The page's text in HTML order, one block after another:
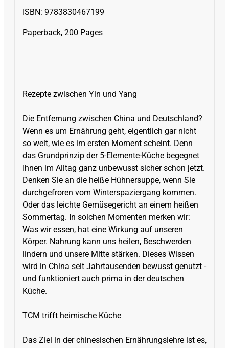
ISBN: 9783830467199
Paperback, 200 Pages
Rezepte zwischen Yin und Yang
Die Entfernung zwischen China und Deutschland?
Wenn es um Ernährung geht, eigentlich gar nicht
so weit, wie es im ersten Moment scheint. Denn
das Grundprinzip der 5-Elemente-Küche begegnet
Ihnen im Alltag ganz unbewusst sicher schon jetzt.
Denken Sie an die heiße Hühnersuppe, wenn Sie
durchgefroren vom Winterspaziergang kommen.
Oder das leichte Gemüsegericht an einem heißen
Sommertag. In solchen Momenten merken wir:
Was wir essen, hat eine Wirkung auf unseren
Körper. Nahrung kann uns heilen, Beschwerden
lindern und unsere Mitte stärken. Dieses Wissen
wird in China seit Jahrtausenden bewusst genutzt -
und funktioniert auch prima in der deutschen
Küche.
TCM trifft heimische Küche
Das Ziel in der chinesischen Ernährungslehre ist es,